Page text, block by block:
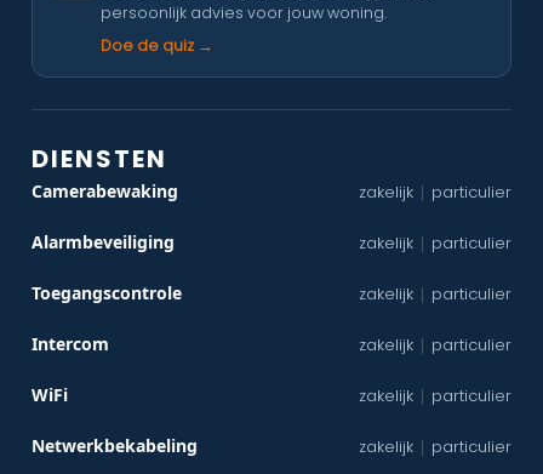
persoonlijk advies voor jouw woning.
Doe de quiz →
DIENSTEN
Camerabewaking zakelijk | particulier
Alarmbeveiliging zakelijk | particulier
Toegangscontrole zakelijk | particulier
Intercom zakelijk | particulier
WiFi zakelijk | particulier
Netwerkbekabeling zakelijk | particulier